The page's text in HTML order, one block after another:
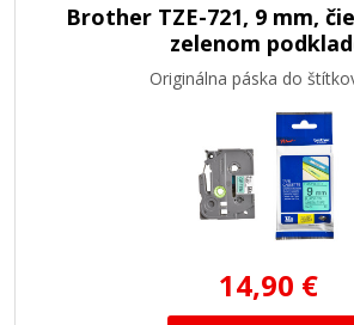
Brother TZE-721, 9 mm,
zelenom
Originálna páska do
14,90 €